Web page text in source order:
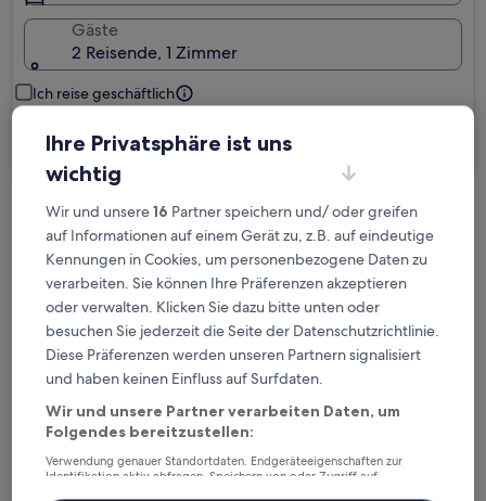
Gäste
2 Reisende, 1 Zimmer
Ich reise geschäftlich
Suchen
Kostenlose Stornierung bei
Planänderungen
Verdiene Prämien für jede
wahrgenommene Übernachtung
Mehr sparen mit Preisen für Mitglieder
Überprüfe die Preise für diese Daten
Ihre Privatsphäre ist uns
wichtig
Wir und unsere16 Partner speichern und/ oder greifen
auf Informationen auf einem Gerät zu, z.B. auf eindeutige
Kennungen in Cookies, um personenbezogene Daten zu
verarbeiten. Sie können Ihre Präferenzen akzeptieren
oder verwalten. Klicken Sie dazu bitte unten oder
besuchen Sie jederzeit die Seite der Datenschutzrichtlinie.
Diese Präferenzen werden unseren Partnern signalisiert
und haben keinen Einfluss auf Surfdaten.
Wir und unsere Partner verarbeiten Daten, um
Folgendes bereitzustellen:
Verwendung genauer Standortdaten. Endgeräteeigenschaften zur
Identifikation aktiv abfragen. Speichern von oder Zugriff auf